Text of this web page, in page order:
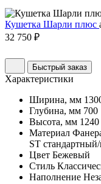
Кушетка Шарли плюс
32 750 ₽
Быстрый заказ
Характеристики
Ширина, мм
Глубина, мм 700
Высота, мм 1240
Материал
ST
Цвет Бежевый
Стиль
Наполнение